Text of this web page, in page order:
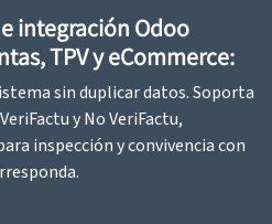
integración Odoo
TPV y eCommerce:
sin duplicar datos. Soporta
y No VeriFactu,
inspección y convivencia con